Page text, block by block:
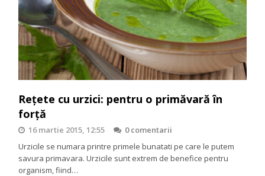
Reţete cu urzici: pentru o primăvară în
forţă
16 martie 2015, 12:55
0 comentarii
Urzicile se numara printre primele bunatati pe care le putem
savura primavara. Urzicile sunt extrem de benefice pentru
organism, fiind…